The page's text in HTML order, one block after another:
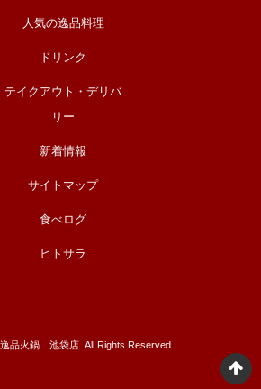
人気の逸品料理
ドリンク
テイクアウト・デリバ
リー
新着情報
サイトマップ
食べログ
ヒトサラ
品火鍋 池袋店. All Rights Reserved.